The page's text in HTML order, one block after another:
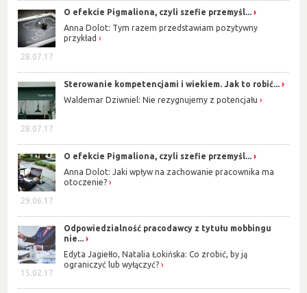
28.07.17
O efekcie Pigmaliona, czyli szefie przemyśl...
Anna Dolot: Tym razem przedstawiam pozytywny
przykład
28.07.17
Sterowanie kompetencjami i wiekiem. Jak to robić...
Waldemar Dziwniel: Nie rezygnujemy z potencjału
29.06.17
O efekcie Pigmaliona, czyli szefie przemyśl...
Anna Dolot: Jaki wpływ na zachowanie pracownika ma
otoczenie?
15.02.17
Odpowiedzialność pracodawcy z tytułu mobbingu
nie...
Edyta Jagiełło, Natalia Łokińska: Co zrobić, by ją
ograniczyć lub wyłączyć?